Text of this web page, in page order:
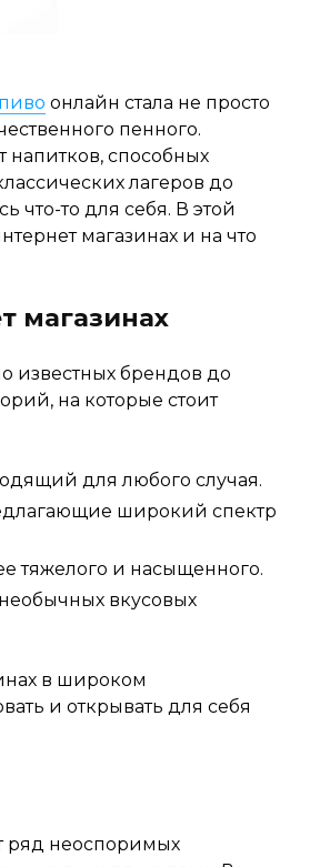
онлайн стала не просто
пенного.
способных
лагеров до
что-то для себя. В этой
магазинах и на что
магазинах
известных брендов до
на которые стоит
для любого случая.
широкий спектр
тяжелого и насыщенного.
вкусовых
в широком
и открывать для себя
ряд неоспоримых